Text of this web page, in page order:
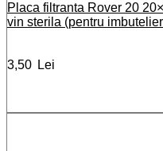
Placa filtranta Rover 20
vin sterila (pentru
3,50 Lei